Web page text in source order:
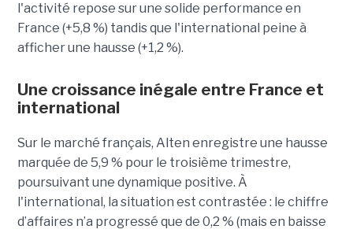
l'activité repose sur une solide performance en
France (+5,8 %) tandis que l'international peine à
afficher une hausse (+1,2 %).
Une croissance inégale entre France et
international
Sur le marché français, Alten enregistre une hausse
marquée de 5,9 % pour le troisième trimestre,
poursuivant une dynamique positive. À
l'international, la situation est contrastée : le chiffre
d’affaires n’a progressé que de 0,2 % (mais en baisse